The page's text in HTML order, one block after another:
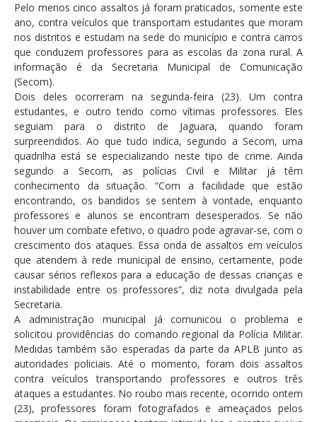
Pelo menos cinco assaltos já foram praticados, somente este
ano, contra veículos que transportam estudantes que moram
nos distritos e estudam na sede do município e contra carros
que conduzem professores para as escolas da zona rural. A
informação é da Secretaria Municipal de Comunicação
(Secom).
Dois deles ocorreram na segunda-feira (23). Um contra
estudantes, e outro tendo como vítimas professores. Eles
seguiam para o distrito de Jaguara, quando foram
surpreendidos. Ao que tudo indica, segundo a Secom, uma
quadrilha está se especializando neste tipo de crime. Ainda
segundo a Secom, as polícias Civil e Militar já têm
conhecimento da situação. “Com a facilidade que estão
encontrando, os bandidos se sentem à vontade, enquanto
professores e alunos se encontram desesperados. Se não
houver um combate efetivo, o quadro pode agravar-se, com o
crescimento dos ataques. Essa onda de assaltos em veículos
que atendem à rede municipal de ensino, certamente, pode
causar sérios reflexos para a educação de dessas crianças e
instabilidade entre os professores”, diz nota divulgada pela
Secretaria.
A administração municipal já comunicou o problema e
solicitou providências do comando regional da Polícia Militar.
Medidas também são esperadas da parte da APLB junto as
autoridades policiais. Até o momento, foram dois assaltos
contra veículos transportando professores e outros três
ataques a estudantes. No roubo mais recente, ocorrido ontem
(23), professores foram fotografados e ameaçados pelos